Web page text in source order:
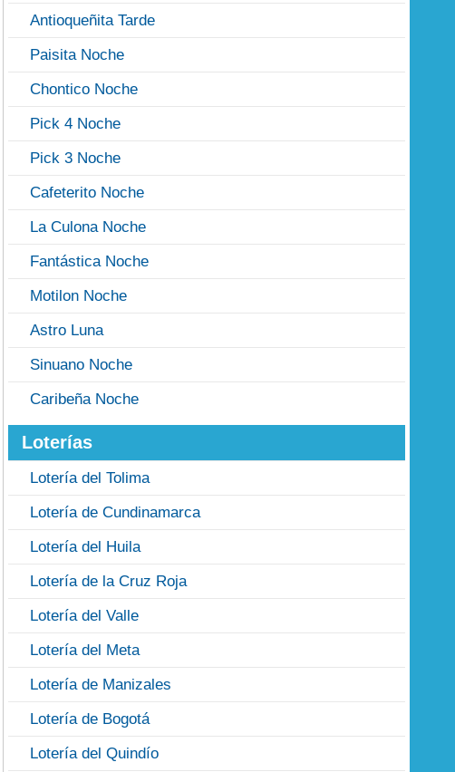
Antioqueñita Tarde
Paisita Noche
Chontico Noche
Pick 4 Noche
Pick 3 Noche
Cafeterito Noche
La Culona Noche
Fantástica Noche
Motilon Noche
Astro Luna
Sinuano Noche
Caribeña Noche
Loterías
Lotería del Tolima
Lotería de Cundinamarca
Lotería del Huila
Lotería de la Cruz Roja
Lotería del Valle
Lotería del Meta
Lotería de Manizales
Lotería de Bogotá
Lotería del Quindío